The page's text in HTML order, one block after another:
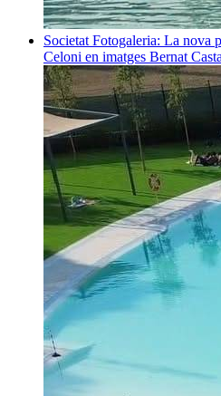
Societat Fotogaleria: La nova
Celoni en imatges Bernat